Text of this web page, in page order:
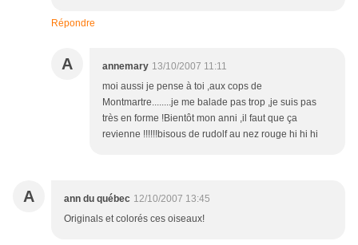
Répondre
A annemary 13/10/2007 11:11
moi aussi je pense à toi ,aux cops de
Montmartre........je me balade pas trop ,je suis pas
très en forme !Bientôt mon anni ,il faut que ça
revienne !!!!!!bisous de rudolf au nez rouge hi hi hi
A ann du québec 12/10/2007 13:45
Originals et colorés ces oiseaux!